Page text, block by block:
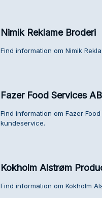
Nimik Reklame Broderi
Find information om Nimik
Fazer Food Services
Find information om Fazer
kundeservice.
Kokholm Alstrøm
Find information om Kokholm